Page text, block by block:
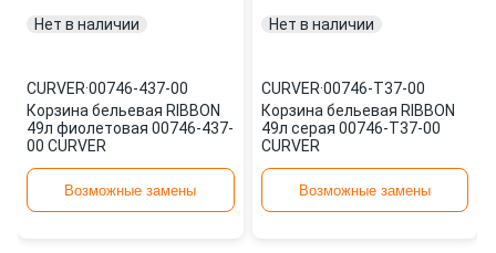
Нет в наличии
CURVER·00746-437-00
Корзина бельевая RIBBON
49л фиолетовая 00746-437-
00 CURVER
Возможные замены
Нет в наличии
CURVER·00746-T37-00
Корзина бельевая RIBBON
49л серая 00746-T37-00
CURVER
Возможные замены